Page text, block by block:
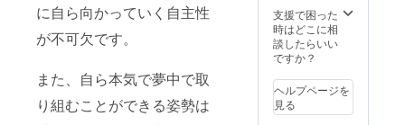
に自ら向かっていく自主性
が不可欠です。
また、自ら本気で夢中で取
り組むことができる姿勢は
容は
メール
にて打
合せさ
ただき
ます。
※ネット
9月の予
定で
す。 ※5
社さま
す。※掲
載内容
はメー
支援で困った
時はどこに相
談したらいい
ですか？
ヘルプページを
見る